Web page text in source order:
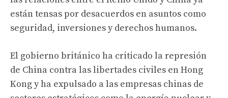
están tensas por desacuerdos en asuntos como
seguridad, inversiones y derechos humanos.
El gobierno británico ha criticado la represión
de China contra las libertades civiles en Hong
Kong y ha expulsado a las empresas chinas de